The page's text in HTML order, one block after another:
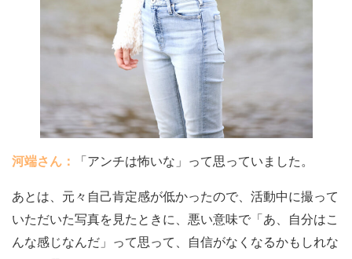
河端さん： 「アンチは怖いな」って思っていました。
あとは、元々自己肯定感が低かったので、活動中に撮って
いただいた写真を見たときに、悪い意味で「あ、自分はこ
んな感じなんだ」って思って、自信がなくなるかもしれな